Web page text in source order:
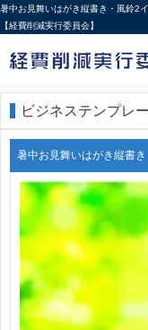
暑中お見舞いはがき縦書き・風鈴2
【経費削減実行委員会】
ビジネステンプレ
暑中お見舞いはがき縦書